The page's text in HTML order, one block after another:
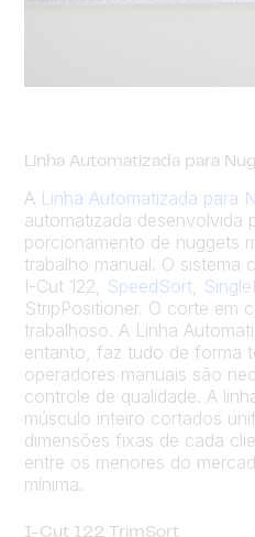
Linha Automatizada para
A Linha Automatizada para
automatizada desenvolvida
porcionamento de nuggets
trabalho manual. O sistema
I-Cut 122, SpeedSort
StripPositioner. O corte em
trabalhoso. A Linha
entanto, faz tudo de forma
operadores manuais são
controle de qualidade. A
músculo inteiro cortados
dimensões fixas de cada
entre os menores do
mínima.
I-Cut 122 TrimSort